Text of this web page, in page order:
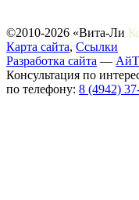
©2010-2026 «Вита-Ли
Карта сайта, Ссылки
Разработка сайта —
Консультация по
по телефону: 8 (4942)